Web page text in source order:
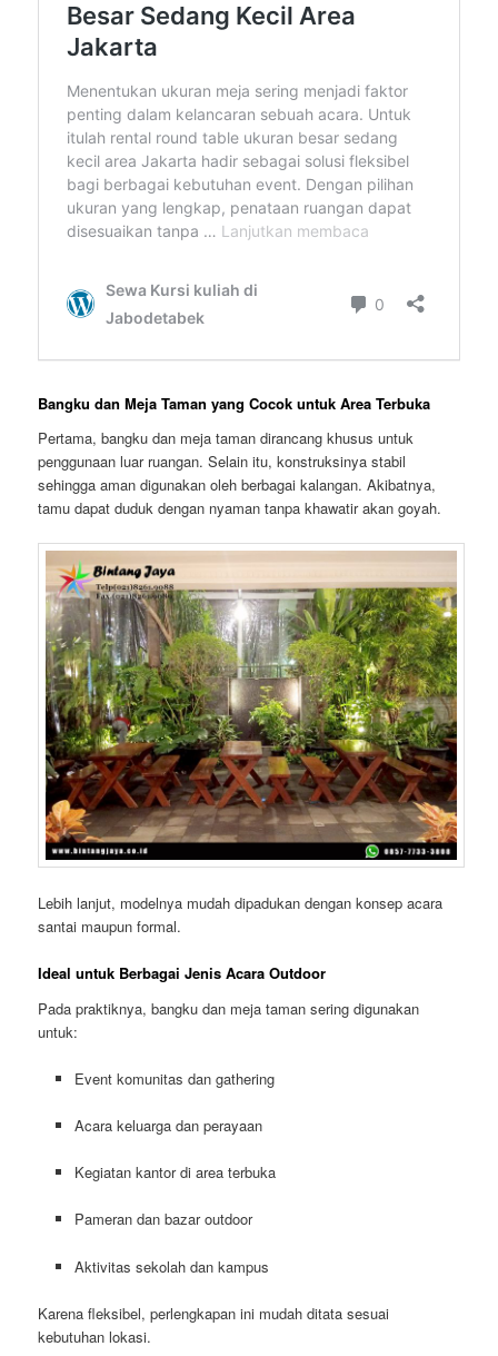
Bangku dan Meja Taman yang Cocok untuk Area Terbuka
Pertama, bangku dan meja taman dirancang khusus untuk
penggunaan luar ruangan. Selain itu, konstruksinya stabil
sehingga aman digunakan oleh berbagai kalangan. Akibatnya,
tamu dapat duduk dengan nyaman tanpa khawatir akan goyah.
Lebih lanjut, modelnya mudah dipadukan dengan konsep acara
santai maupun formal.
Ideal untuk Berbagai Jenis Acara Outdoor
Pada praktiknya, bangku dan meja taman sering digunakan
untuk:
Event komunitas dan gathering
Acara keluarga dan perayaan
Kegiatan kantor di area terbuka
Pameran dan bazar outdoor
Aktivitas sekolah dan kampus
Karena fleksibel, perlengkapan ini mudah ditata sesuai
kebutuhan lokasi.